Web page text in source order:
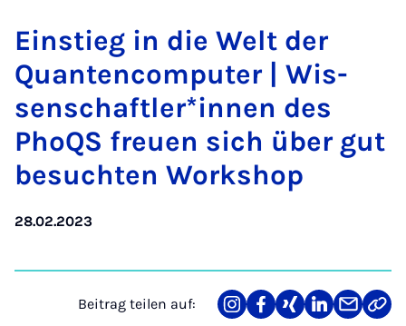
Ein­stieg in die Welt der
Quan­ten­com­pu­ter | Wis­
sen­schaft­le­r*in­nen des
Pho­QS freu­en sich über gut
be­such­ten Work­shop
28.02.2023
Beitrag teilen auf:
TeilenTeilenTeilenTeilenTeilenLink